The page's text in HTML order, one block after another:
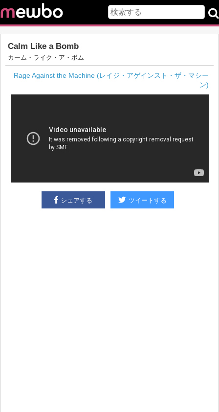
Calm Like a Bomb
カーム・ライク・ア・ボム
Rage Against the Machine (レイジ・アゲインスト・ザ・マシー
ン)
シェアする ツイートする